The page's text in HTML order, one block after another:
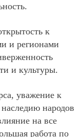
к
и регионами
и культуры.
уважение к
народов
на все
работа по